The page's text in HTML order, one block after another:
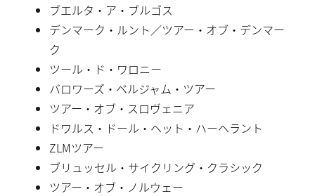
ブエルタ・ア・ブルゴス
デンマーク・ルント／ツアー・オブ・デンマー
ク
ツール・ド・ワロニー
バロワーズ・ベルジャム・ツアー
ツアー・オブ・スロヴェニア
ドワルス・ドール・ヘット・ハーヘラント
ZLMツアー
ブリュッセル・サイクリング・クラシック
ツアー・オブ・ノルウェー